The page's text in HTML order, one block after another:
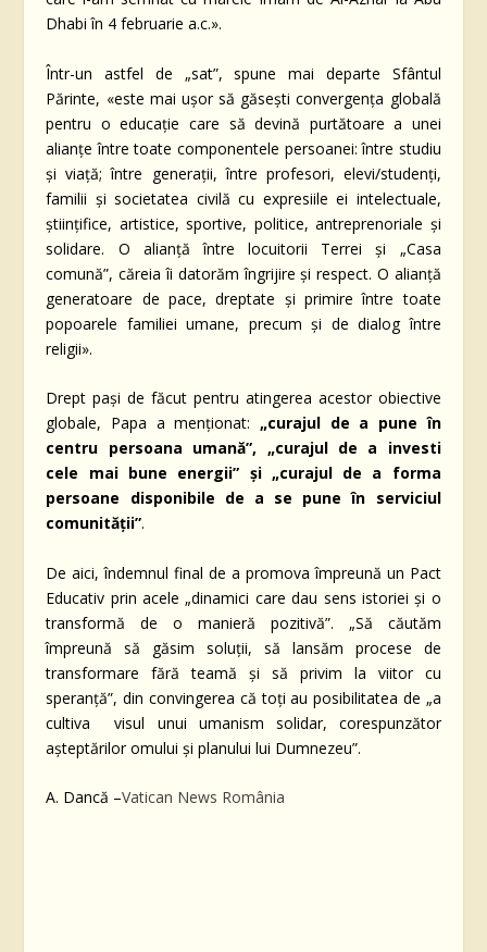
Dhabi în 4 februarie a.c.».
Într-un astfel de „sat”, spune mai departe Sfântul
Părinte, «este mai ușor să găsești convergența globală
pentru o educație care să devină purtătoare a unei
alianțe între toate componentele persoanei: între studiu
și viață; între generații, între profesori, elevi/studenți,
familii și societatea civilă cu expresiile ei intelectuale,
științifice, artistice, sportive, politice, antreprenoriale și
solidare. O alianță între locuitorii Terrei și „Casa
comună”, căreia îi datorăm îngrijire și respect. O alianță
generatoare de pace, dreptate și primire între toate
popoarele familiei umane, precum și de dialog între
religii».
Drept pași de făcut pentru atingerea acestor obiective
globale, Papa a menționat: „curajul de a pune în
centru persoana umană”, „curajul de a investi
cele mai bune energii” și „curajul de a forma
persoane disponibile de a se pune în serviciul
comunității”.
De aici, îndemnul final de a promova împreună un Pact
Educativ prin acele „dinamici care dau sens istoriei și o
transformă de o manieră pozitivă”. „Să căutăm
împreună să găsim soluții, să lansăm procese de
transformare fără teamă și să privim la viitor cu
speranță”, din convingerea că toți au posibilitatea de „a
cultiva visul unui umanism solidar, corespunzător
așteptărilor omului și planului lui Dumnezeu”.
A. Dancă –Vatican News România